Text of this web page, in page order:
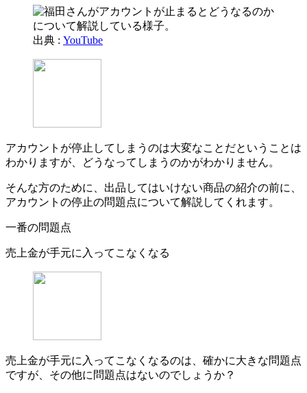
出典 : YouTube
アカウントが停止してしまうのは大変なことだということは
わかりますが、どうなってしまうのかがわかりません。
そんな方のために、出品してはいけない商品の紹介の前に、
アカウントの停止の問題点について解説してくれます。
一番の問題点
売上金が手元に入ってこなくなる
売上金が手元に入ってこなくなるのは、確かに大きな問題点
ですが、その他に問題点はないのでしょうか？